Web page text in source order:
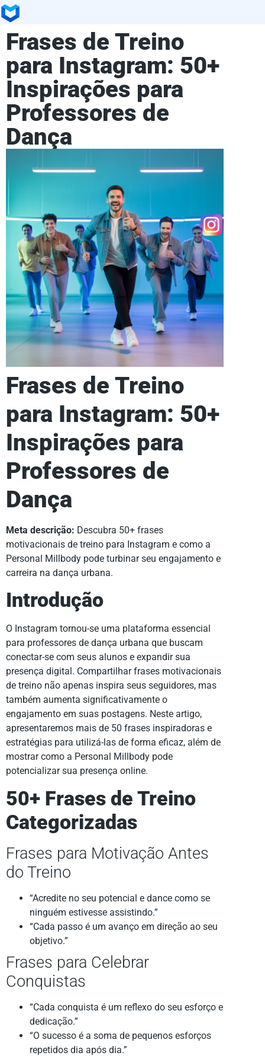
Frases de Treino
para Instagram: 50+
Inspirações para
Professores de
Dança
Frases de Treino
para Instagram: 50+
Inspirações para
Professores de
Dança
Meta descrição: Descubra 50+ frases
motivacionais de treino para Instagram e como a
Personal Millbody pode turbinar seu engajamento e
carreira na dança urbana.
Introdução
O Instagram tornou-se uma plataforma essencial
para professores de dança urbana que buscam
conectar-se com seus alunos e expandir sua
presença digital. Compartilhar frases motivacionais
de treino não apenas inspira seus seguidores, mas
também aumenta significativamente o
engajamento em suas postagens. Neste artigo,
apresentaremos mais de 50 frases inspiradoras e
estratégias para utilizá-las de forma eficaz, além de
mostrar como a Personal Millbody pode
potencializar sua presença online.
50+ Frases de Treino
Categorizadas
Frases para Motivação Antes
do Treino
“Acredite no seu potencial e dance como se
ninguém estivesse assistindo.”
“Cada passo é um avanço em direção ao seu
objetivo.”
Frases para Celebrar
Conquistas
“Cada conquista é um reflexo do seu esforço e
dedicação.”
“O sucesso é a soma de pequenos esforços
repetidos dia após dia.”